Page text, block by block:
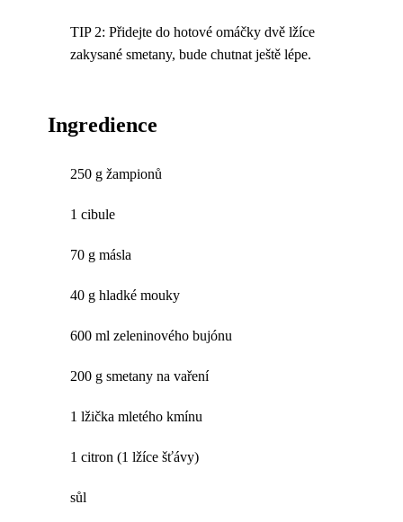
TIP 2: Přidejte do hotové omáčky dvě lžíce
zakysané smetany, bude chutnat ještě lépe.
Ingredience
250 g žampionů
1 cibule
70 g másla
40 g hladké mouky
600 ml zeleninového bujónu
200 g smetany na vaření
1 lžička mletého kmínu
1 citron (1 lžíce šťávy)
sůl